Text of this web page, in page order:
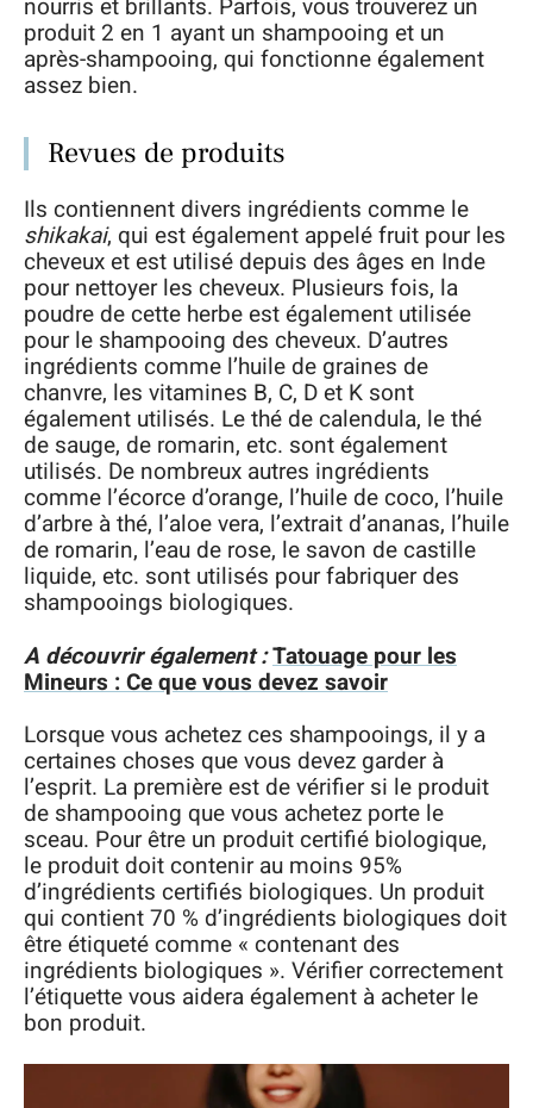
produit 2 en 1 ayant un shampooing et un
après-shampooing, qui fonctionne également
assez bien.
Revues de produits
Ils contiennent divers ingrédients comme le
shikakai, qui est également appelé fruit pour les
cheveux et est utilisé depuis des âges en Inde
pour nettoyer les cheveux. Plusieurs fois, la
poudre de cette herbe est également utilisée
pour le shampooing des cheveux. D’autres
ingrédients comme l’huile de graines de
chanvre, les vitamines B, C, D et K sont
également utilisés. Le thé de calendula, le thé
de sauge, de romarin, etc. sont également
utilisés. De nombreux autres ingrédients
comme l’écorce d’orange, l’huile de coco, l’huile
d’arbre à thé, l’aloe vera, l’extrait d’ananas, l’huile
de romarin, l’eau de rose, le savon de castille
liquide, etc. sont utilisés pour fabriquer des
shampooings biologiques.
A découvrir également :Tatouage pour les
Mineurs : Ce que vous devez savoir
Lorsque vous achetez ces shampooings, il y a
certaines choses que vous devez garder à
l’esprit. La première est de vérifier si le produit
de shampooing que vous achetez porte le
sceau. Pour être un produit certifié biologique,
le produit doit contenir au moins 95%
d’ingrédients certifiés biologiques. Un produit
qui contient 70 % d’ingrédients biologiques doit
être étiqueté comme « contenant des
ingrédients biologiques ». Vérifier correctement
l’étiquette vous aidera également à acheter le
bon produit.